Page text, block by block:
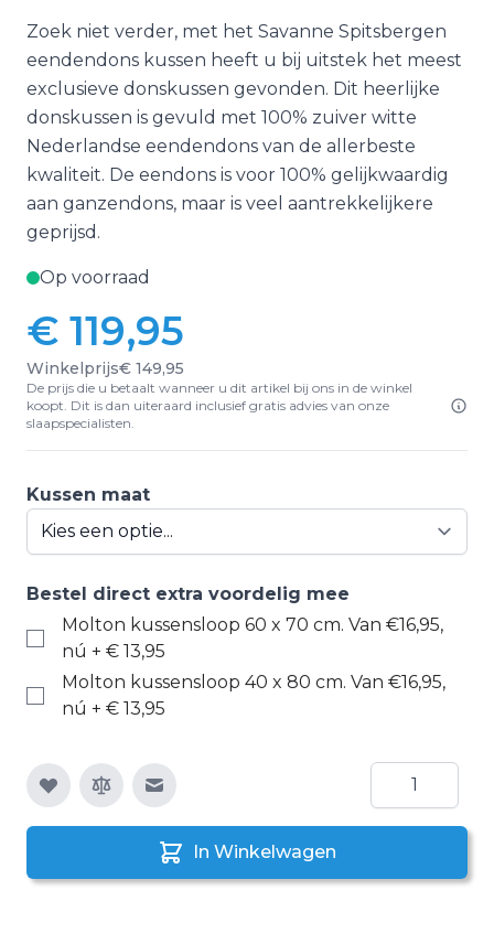
Zoek niet verder, met het Savanne Spitsbergen
eendendons kussen heeft u bij uitstek het meest
exclusieve donskussen gevonden. Dit heerlijke
donskussen is gevuld met 100% zuiver witte
Nederlandse eendendons van de allerbeste
kwaliteit. De eendons is voor 100% gelijkwaardig
aan ganzendons, maar is veel aantrekkelijkere
geprijsd.
Op voorraad
Vanaf:
€ 119,95
Winkelprijs€ 149,95
De prijs die u betaalt wanneer u dit artikel bij ons in de winkel
koopt. Dit is dan uiteraard inclusief gratis advies van onze
slaapspecialisten.
Kussen maat
Bestel direct extra voordelig mee
Molton kussensloop 60 x 70 cm. Van €16,95,
nú + € 13,95
Molton kussensloop 40 x 80 cm. Van €16,95,
nú + € 13,95
E-mail naar een vriend
Aantal
In Winkelwagen